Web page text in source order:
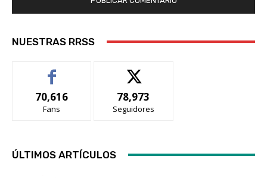
NUESTRAS RRSS
70,616
Fans
78,973
Seguidores
ÚLTIMOS ARTÍCULOS